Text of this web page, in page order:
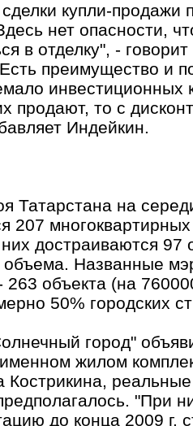
купли-продажи
нет опасности,
в отделку", -
преимущество и
инвестиционных
продают, то с
Индейкин.
Татарстана на
207
достраиваются 97
объема. Названные
263 объекта (на
50% городских
город"
жилом
Кострикина,
"При
до конца 2009 г.